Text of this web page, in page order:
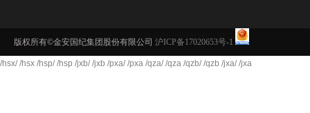
版权所有©金安国纪集团股份有限公司 沪ICP备17020653号-1
/hsx/ /hsx /hsp/ /hsp /jxb/ /jxb /pxa/ /pxa /qza/ /qza /qzb/ /qzb /jxa/ /jxa